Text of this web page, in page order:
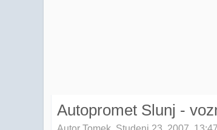
Autopromet Slunj -